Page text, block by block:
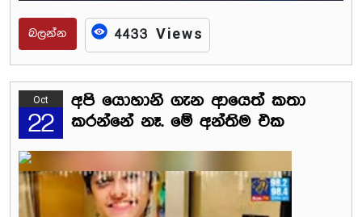
බලන්න 4433 Views
Oct
22
අපි යොහානි ගැන ආයෙත් කතා
කරන්නේ නෑ. මේ අන්තිම එක